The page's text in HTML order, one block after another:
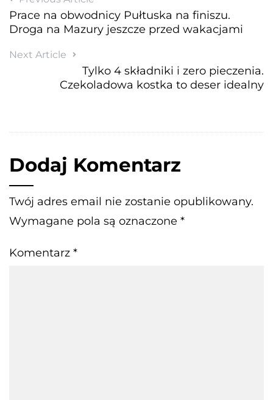
Prace na obwodnicy Pułtuska na finiszu.
Droga na Mazury jeszcze przed wakacjami
Next Article
Tylko 4 składniki i zero pieczenia.
Czekoladowa kostka to deser idealny
Dodaj Komentarz
Twój adres email nie zostanie opublikowany.
Wymagane pola są oznaczone *
Komentarz *